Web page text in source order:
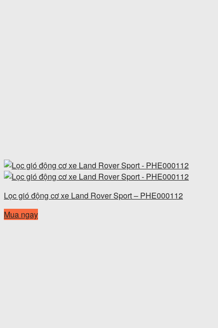
Lọc gió động cơ xe Land Rover Sport – PHE000112
Mua ngay